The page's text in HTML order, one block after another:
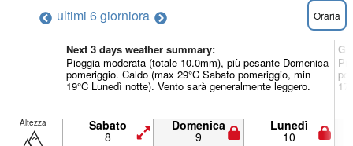
ultimi 6 giorniora Oraria
Next 3 days weather summary:
Pioggia moderata (totale 10.0mm), più pesante Domenica
pomeriggio. Caldo (max 29°C Sabato pomeriggio, min
19°C Lunedì notte). Vento sarà generalmente leggero.
Altezza Sabato
8
Domenica
9
Lunedì
10